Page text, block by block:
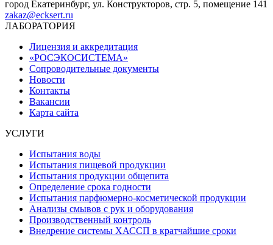
город Екатеринбург, ул. Конструкторов, стр. 5, помещение 141
zakaz@ecksert.ru
ЛАБОРАТОРИЯ
Лицензия и аккредитация
«РОСЭКОСИСТЕМА»
Сопроводительные документы
Новости
Контакты
Вакансии
Карта сайта
УСЛУГИ
Испытания воды
Испытания пищевой продукции
Испытания продукции общепита
Определение срока годности
Испытания парфюмерно-косметической продукции
Анализы смывов с рук и оборудования
Производственный контроль
Внедрение системы ХАССП в кратчайшие сроки